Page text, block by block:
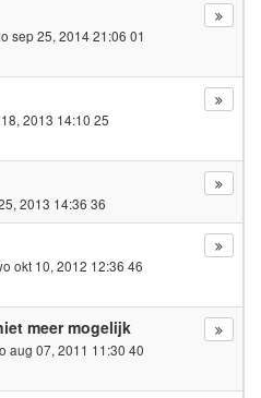
sep 25, 2014 21:06 01
2013 14:10 25
2013 14:36 36
okt 10, 2012 12:36 46
meer mogelijk
aug 07, 2011 11:30 40